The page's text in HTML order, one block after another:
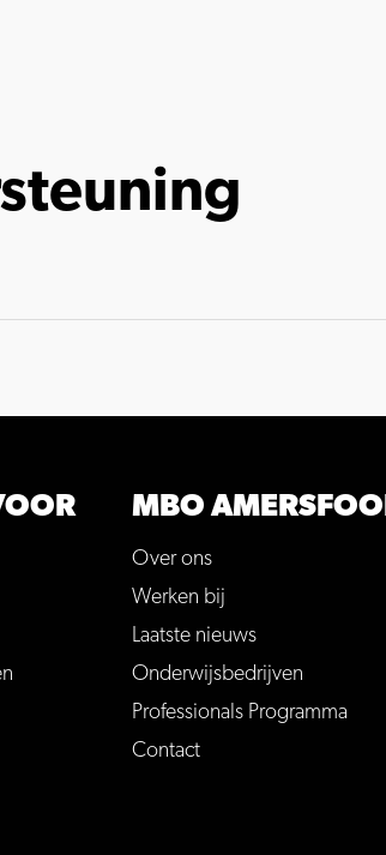
MBO
Over ons
Werken bij
Laatste nieuws
Onderwijsbedrijven
Professionals Programma
Contact